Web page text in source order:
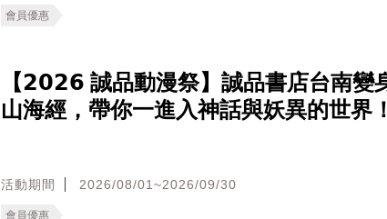
會員優惠
【𝟮𝟬𝟮𝟲 誠品動漫祭】誠品書店台南變
山海經，帶你一進入神話與妖異的世界！
活動期間 2026/08/01~2026/09/30
會員優惠